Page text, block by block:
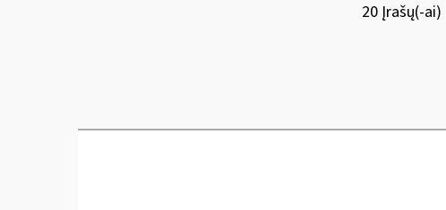
20 Įrašų(-ai)